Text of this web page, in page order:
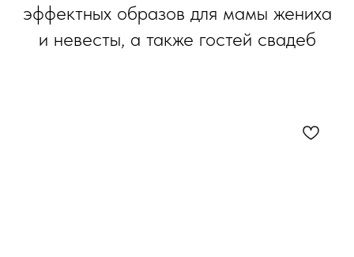
эффектных образов для мамы жениха
и невесты, а также гостей свадеб